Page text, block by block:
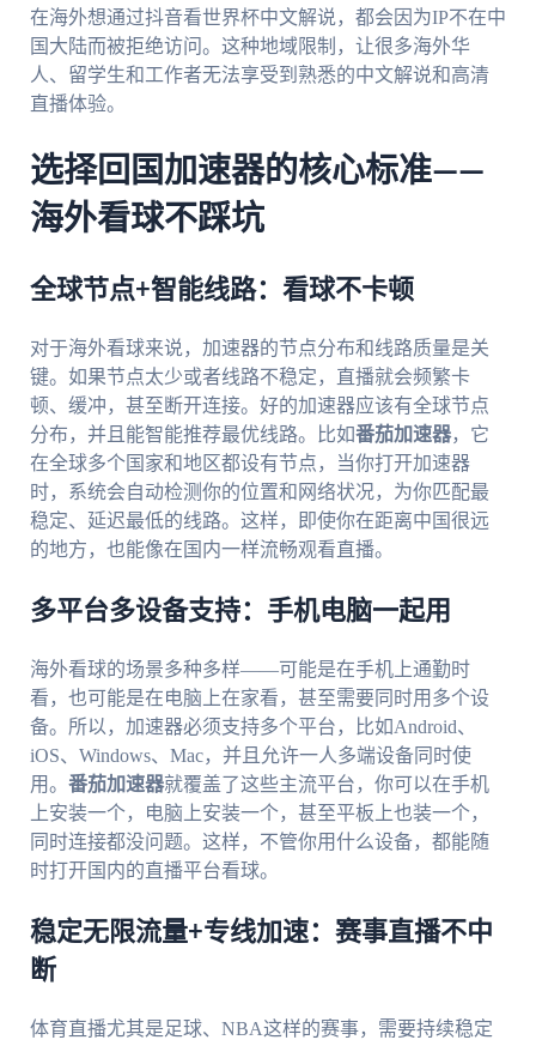
在海外想通过抖音看世界杯中文解说，都会因为IP不在中
国大陆而被拒绝访问。这种地域限制，让很多海外华
人、留学生和工作者无法享受到熟悉的中文解说和高清
直播体验。
选择回国加速器的核心标准——
海外看球不踩坑
全球节点+智能线路：看球不卡顿
对于海外看球来说，加速器的节点分布和线路质量是关
键。如果节点太少或者线路不稳定，直播就会频繁卡
顿、缓冲，甚至断开连接。好的加速器应该有全球节点
分布，并且能智能推荐最优线路。比如番茄加速器，它
在全球多个国家和地区都设有节点，当你打开加速器
时，系统会自动检测你的位置和网络状况，为你匹配最
稳定、延迟最低的线路。这样，即使你在距离中国很远
的地方，也能像在国内一样流畅观看直播。
多平台多设备支持：手机电脑一起用
海外看球的场景多种多样——可能是在手机上通勤时
看，也可能是在电脑上在家看，甚至需要同时用多个设
备。所以，加速器必须支持多个平台，比如Android、
iOS、Windows、Mac，并且允许一人多端设备同时使
用。 番茄加速器就覆盖了这些主流平台，你可以在手机
上安装一个，电脑上安装一个，甚至平板上也装一个，
同时连接都没问题。这样，不管你用什么设备，都能随
时打开国内的直播平台看球。
稳定无限流量+专线加速：赛事直播不中
断
体育直播尤其是足球、NBA这样的赛事，需要持续稳定